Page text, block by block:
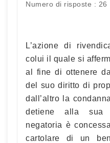
Numero di risposte : 26
L’azione di
colui il quale si
al fine di ottenere
del suo diritto di
dall’altro la
detiene alla sua
negatoria è
cartolare di un